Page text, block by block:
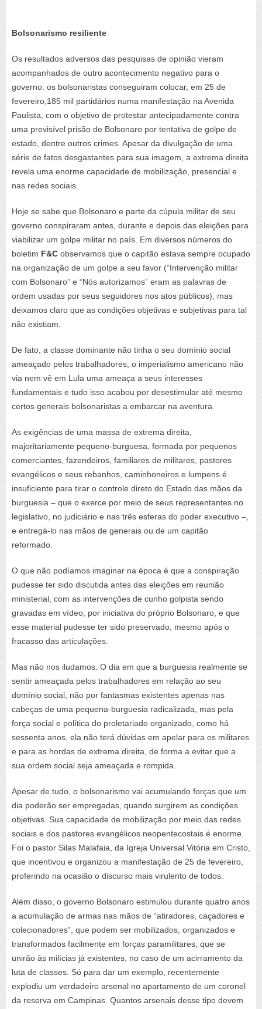
Bolsonarismo resiliente
Os resultados adversos das pesquisas de opinião vieram
acompanhados de outro acontecimento negativo para o
governo: os bolsonaristas conseguiram colocar, em 25 de
fevereiro,185 mil partidários numa manifestação na Avenida
Paulista, com o objetivo de protestar antecipadamente contra
uma previsível prisão de Bolsonaro por tentativa de golpe de
estado, dentre outros crimes. Apesar da divulgação de uma
série de fatos desgastantes para sua imagem, a extrema direita
revela uma enorme capacidade de mobilização, presencial e
nas redes sociais.
Hoje se sabe que Bolsonaro e parte da cúpula militar de seu
governo conspiraram antes, durante e depois das eleições para
viabilizar um golpe militar no país. Em diversos números do
boletim F&C observamos que o capitão estava sempre ocupado
na organização de um golpe a seu favor (“Intervenção militar
com Bolsonaro” e “Nós autorizamos” eram as palavras de
ordem usadas por seus seguidores nos atos públicos), mas
deixamos claro que as condições objetivas e subjetivas para tal
não existiam.
De fato, a classe dominante não tinha o seu domínio social
ameaçado pelos trabalhadores, o imperialismo americano não
via nem vê em Lula uma ameaça a seus interesses
fundamentais e tudo isso acabou por desestimular até mesmo
certos generais bolsonaristas a embarcar na aventura.
As exigências de uma massa de extrema direita,
majoritariamente pequeno-burguesa, formada por pequenos
comerciantes, fazendeiros, familiares de militares, pastores
evangélicos e seus rebanhos, caminhoneiros e lumpens é
insuficiente para tirar o controle direto do Estado das mãos da
burguesia – que o exerce por meio de seus representantes no
legislativo, no judiciário e nas três esferas do poder executivo –,
e entregá-lo nas mãos de generais ou de um capitão
reformado.
O que não podíamos imaginar na época é que a conspiração
pudesse ter sido discutida antes das eleições em reunião
ministerial, com as intervenções de cunho golpista sendo
gravadas em vídeo, por iniciativa do próprio Bolsonaro, e que
esse material pudesse ter sido preservado, mesmo após o
fracasso das articulações.
Mas não nos iludamos. O dia em que a burguesia realmente se
sentir ameaçada pelos trabalhadores em relação ao seu
domínio social, não por fantasmas existentes apenas nas
cabeças de uma pequena-burguesia radicalizada, mas pela
força social e política do proletariado organizado, como há
sessenta anos, ela não terá dúvidas em apelar para os militares
e para as hordas de extrema direita, de forma a evitar que a
sua ordem social seja ameaçada e rompida.
Apesar de tudo, o bolsonarismo vai acumulando forças que um
dia poderão ser empregadas, quando surgirem as condições
objetivas. Sua capacidade de mobilização por meio das redes
sociais e dos pastores evangélicos neopentecostais é enorme.
Foi o pastor Silas Malafaia, da Igreja Universal Vitória em Cristo,
que incentivou e organizou a manifestação de 25 de fevereiro,
proferindo na ocasião o discurso mais virulento de todos.
Além disso, o governo Bolsonaro estimulou durante quatro anos
a acumulação de armas nas mãos de “atiradores, caçadores e
colecionadores”, que podem ser mobilizados, organizados e
transformados facilmente em forças paramilitares, que se
unirão às milícias já existentes, no caso de um acirramento da
luta de classes. Só para dar um exemplo, recentemente
explodiu um verdadeiro arsenal no apartamento de um coronel
da reserva em Campinas. Quantos arsenais desse tipo devem